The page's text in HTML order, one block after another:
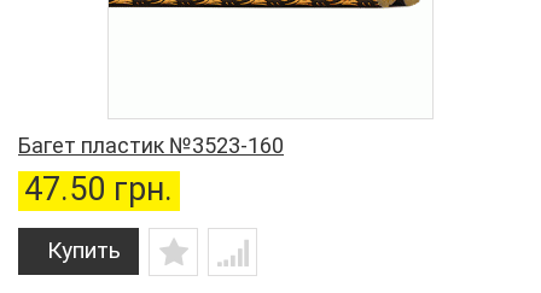
Багет пластик №3523-160
47.50 грн.
Купить